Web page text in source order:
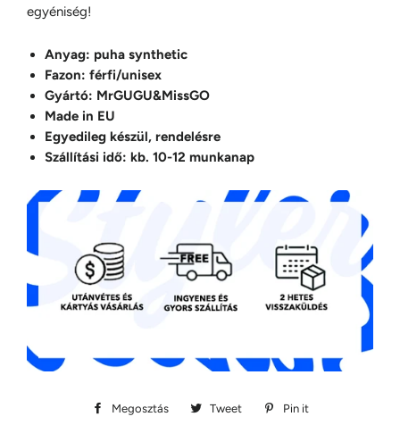
egyéniség!
Anyag: puha synthetic
Fazon: férfi/unisex
Gyártó: MrGUGU&MissGO
Made in EU
Egyedileg készül, rendelésre
Szállítási idő: kb. 10-12 munkanap
Megosztás
Megosztás
Tweet
Megosztás
Pin it